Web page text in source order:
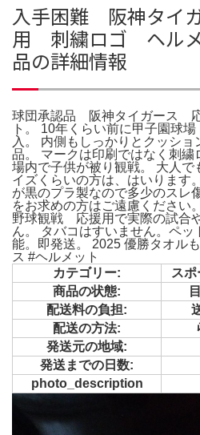
入手困難 阪神タイ
用 刺繍ロゴ ヘル
品の詳細情報
球団承認品 阪神タイガース
ト。 10年くらい前に甲子園球
入。 内側もしっかりとクッシ
品。 マークは印刷ではなく刺繍
場内で子供が被り観戦。 大人
イズくらいの方は、はいります
が黒のプラ製なので多少のスレ
をお求めの方はご遠慮ください
野球観戦 応援用で実際の試合
ん。 タバコはすいません。ペ
能。即発送。 2025 優勝タオル
ス #ヘルメット
カテゴリー:
ス
商品の状態:
配送料の負担:
配送の方法:
発送元の地域:
発送までの日数:
photo_description